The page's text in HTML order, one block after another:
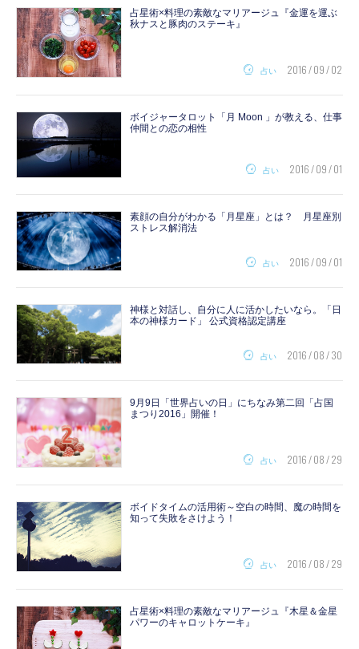
占星術×料理の素敵なマリアージュ『金運を運ぶ
秋ナスと豚肉のステーキ』
占い 2016 / 09 / 02
ボイジャータロット「月 Moon 」が教える、仕事
仲間との恋の相性
占い 2016 / 09 / 01
素顔の自分がわかる「月星座」とは？ 月星座別
ストレス解消法
占い 2016 / 09 / 01
神様と対話し、自分に人に活かしたいなら。「日
本の神様カード」 公式資格認定講座
占い 2016 / 08 / 30
9月9日「世界占いの日」にちなみ第二回「占国
まつり2016」開催！
占い 2016 / 08 / 29
ボイドタイムの活用術～空白の時間、魔の時間を
知って失敗をさけよう！
占い 2016 / 08 / 29
占星術×料理の素敵なマリアージュ『木星＆金星
パワーのキャロットケーキ』